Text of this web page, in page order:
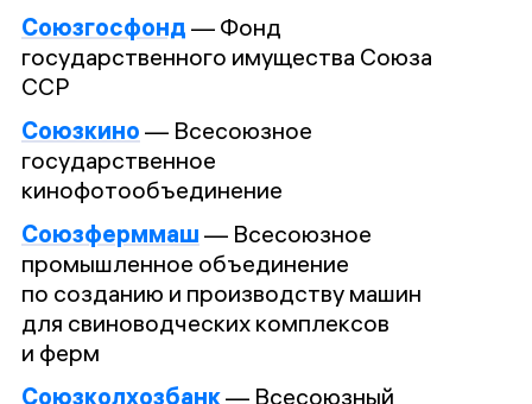
Союзгосфонд — Фонд
государственного имущества Союза
ССР
Союзкино — Всесоюзное
государственное
кинофотообъединение
Союзферммаш — Всесоюзное
промышленное объединение
по созданию и производству машин
для свиноводческих комплексов
и ферм
Союзколхозбанк— Всесоюзный